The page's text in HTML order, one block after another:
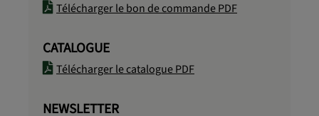
Télécharger le bon de commande PDF
CATALOGUE
Télécharger le catalogue PDF
NEWSLETTER